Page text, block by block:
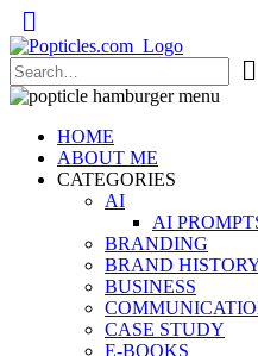
Popticles.com
HOME
ABOUT ME
CATEGORIES
AI
AI
BRANDING
BRAND
BUSINESS
CASE STUDY
E-BOOKS